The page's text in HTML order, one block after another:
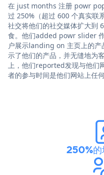
在 just months 注册 powr
过 250%（超过 600 个真实
社交将他们的社交媒体扩大到
食。他们added powr slider
户展示landing on 主页上的产
示了他们的产品，并无缝地为
上，他们reported发现与他们
者的参与时间是他们网站上任
250%的